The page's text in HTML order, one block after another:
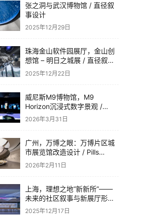
张之洞与武汉博物馆 / 直径叙
事设计
2025年12月29日
珠海金山软件园展厅，金山创
想馆 – 明日之城展 / 直径叙事
设计
2025年12月22日
威尼斯M9博物馆，M9
Horizon沉浸式数字景观 /
Dotdotdot
2026年3月31日
广州，万博之眼：万博片区城
市展览馆改造设计 / Pills
Architects
2026年2月11日
上海，理想之地“新新所”——
未来的社区叙事与新展厅形态
/ 直径叙事设计
2025年12月17日